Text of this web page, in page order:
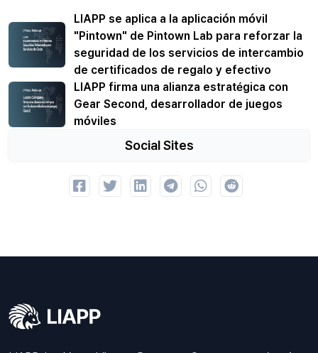
LIAPP se aplica a la aplicación móvil
"Pintown" de Pintown Lab para reforzar la
seguridad de los servicios de intercambio
de certificados de regalo y efectivo
LIAPP firma una alianza estratégica con
Gear Second, desarrollador de juegos
móviles
Social Sites